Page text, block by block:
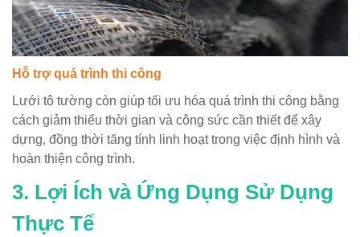
Hỗ trợ quá trình thi công
Lưới tô tường còn giúp tối ưu hóa quá trình thi công bằng
cách giảm thiểu thời gian và công sức cần thiết để xây
dựng, đồng thời tăng tính linh hoạt trong việc định hình và
hoàn thiện công trình.
3. Lợi Ích và Ứng Dụng Sử Dụng
Thực Tế